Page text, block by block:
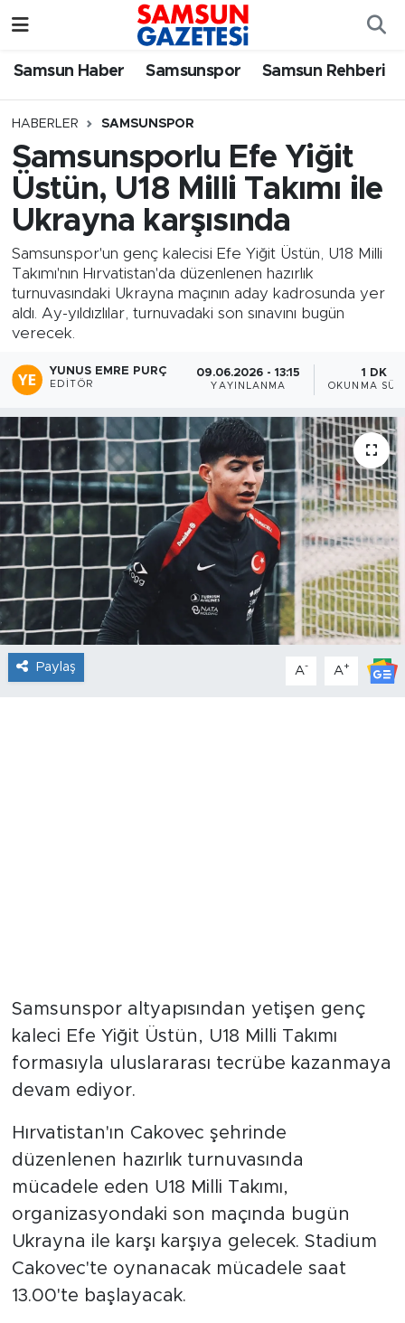
Samsun Haber Samsunspor Samsun Rehberi
HABERLER SAMSUNSPOR
Samsunsporlu Efe Yiğit
Üstün, U18 Milli Takımı ile
Ukrayna karşısında
Samsunspor'un genç kalecisi Efe Yiğit Üstün, U18 Milli
Takımı'nın Hırvatistan'da düzenlenen hazırlık
turnuvasındaki Ukrayna maçının aday kadrosunda yer
aldı. Ay-yıldızlılar, turnuvadaki son sınavını bugün
verecek.
YUNUS EMRE PURÇ
EDITÖR
09.06.2026 - 13:15
YAYINLANMA
1 DK
OKUNMA
Paylaş A- A+
Samsunspor altyapısından yetişen genç
kaleci Efe Yiğit Üstün, U18 Milli Takımı
formasıyla uluslararası tecrübe kazanmaya
devam ediyor.
Hırvatistan'ın Cakovec şehrinde
düzenlenen hazırlık turnuvasında
mücadele eden U18 Milli Takımı,
organizasyondaki son maçında bugün
Ukrayna ile karşı karşıya gelecek. Stadium
Cakovec'te oynanacak mücadele saat
13.00'te başlayacak.
Samsun Haber
Samsun Rehberi
Resmi İlanlar
Samsun Nöbetçi Eczaneler
SAMSUN Namaz Vakitleri
Samsun Trafik Yoğunluk Haritası
Süper Lig Puan Durumu ve Fikstür
Tüm Manşetler
Haber Arşivi